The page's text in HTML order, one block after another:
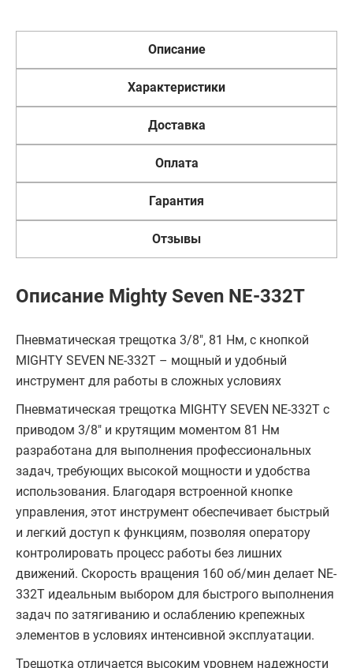
Описание
Характеристики
Доставка
Оплата
Гарантия
Отзывы
Описание Mighty Seven NE-332T
Пневматическая трещотка 3/8", 81 Нм, с кнопкой
MIGHTY SEVEN NE-332T – мощный и удобный
инструмент для работы в сложных условиях
Пневматическая трещотка MIGHTY SEVEN NE-332T с
приводом 3/8" и крутящим моментом 81 Нм
разработана для выполнения профессиональных
задач, требующих высокой мощности и удобства
использования. Благодаря встроенной кнопке
управления, этот инструмент обеспечивает быстрый
и легкий доступ к функциям, позволяя оператору
контролировать процесс работы без лишних
движений. Скорость вращения 160 об/мин делает NE-
332T идеальным выбором для быстрого выполнения
задач по затягиванию и ослаблению крепежных
элементов в условиях интенсивной эксплуатации.
Трещотка отличается высоким уровнем надежности